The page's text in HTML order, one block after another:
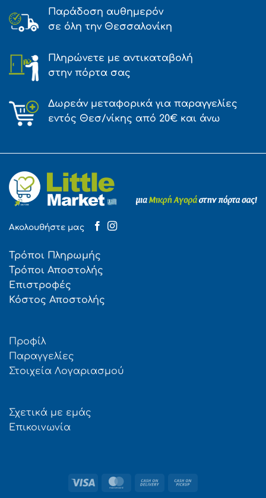
Παράδοση αυθημερόν
σε όλη την Θεσσαλονίκη
Πληρώνετε με αντικαταβολή
στην πόρτα σας
Δωρεάν μεταφορικά για παραγγελίες
εντός Θεσ/νίκης από 20€ και άνω
Ακολουθήστε μας
Τρόποι Πληρωμής
Τρόποι Αποστολής
Επιστροφές
Κόστος Αποστολής
Προφίλ
Παραγγελίες
Στοιχεία Λογαριασμού
Σχετικά με εμάς
Επικοινωνία
Visa MasterCard
Cash